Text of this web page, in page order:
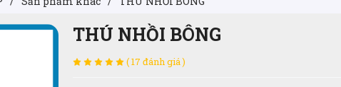
THÚ NHỒI BÔNG
( 17 đánh giá )